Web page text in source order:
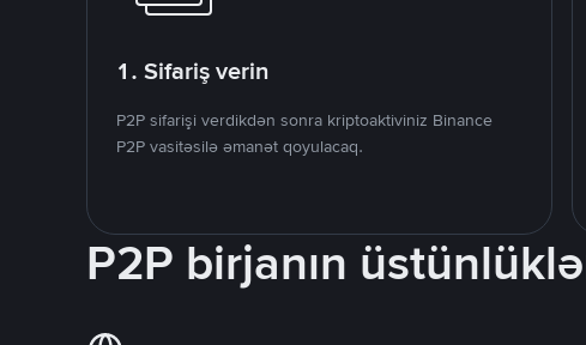
1. Sifariş verin
P2P sifarişi verdikdən sonra kriptoaktiviniz Binance
P2P vasitəsilə əmanət qoyulacaq.
P2P birjanın